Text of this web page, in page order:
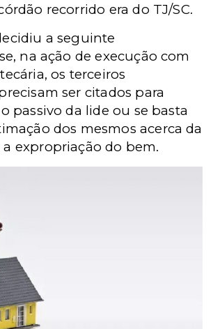
recorrido era do TJ/SC.
a seguinte
na ação de execução com
os terceiros
ser citados para
passivo da lide ou se basta
dos mesmos acerca da
expropriação do bem.